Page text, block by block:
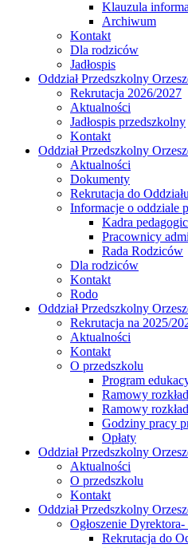
Klauzula
Archiwum
Kontakt
Dla rodziców
Jadłospis
Oddział Przedszkolny
Rekrutacja 2026/2027
Aktualności
Jadłospis przedszkolny
Kontakt
Oddział Przedszkolny
Aktualności
Dokumenty
Rekrutacja do
Informacje o oddziale
Kadra
Pracownicy
Rada Rodziców
Dla rodziców
Kontakt
Rodo
Oddział Przedszkolny
Rekrutacja na 2025/
Aktualności
Kontakt
O przedszkolu
Program
Ramowy
Ramowy
Godziny pracy
Opłaty
Oddział Przedszkolny
Aktualności
O przedszkolu
Kontakt
Oddział Przedszkolny
Ogłoszenie
Rekrutacja do